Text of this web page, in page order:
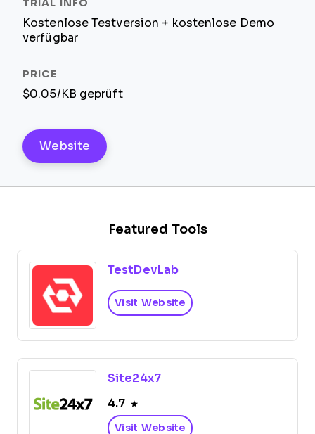
Kostenlose Testversion + kostenlose Demo
verfügbar
$0.05/KB geprüft
Website
Featured Tools
TestDevLab
Visit Website
Site24x7
4.7
Visit Website